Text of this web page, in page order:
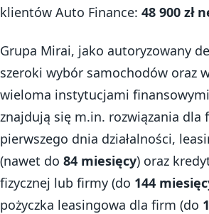
klientów Auto Finance: 48 900 zł
Grupa Mirai, jako autoryzowany
szeroki wybór samochodów oraz
wieloma instytucjami
znajdują się m.in. rozwiązania dla
pierwszego dnia działalności,
(nawet do 84 miesięcy) oraz
fizycznej lub firmy (do 144
pożyczka leasingowa dla firm (do